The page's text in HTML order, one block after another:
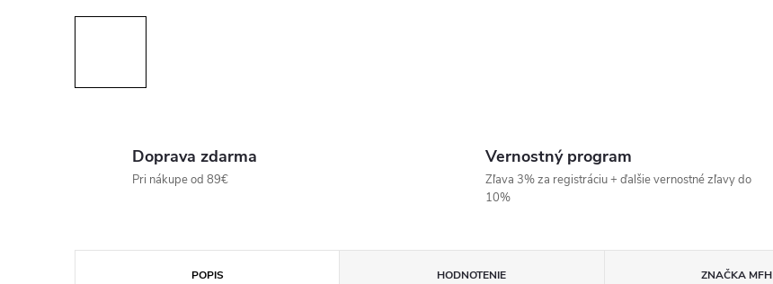
Doprava zdarma
Pri nákupe od 89€
Vernostný program
Zľava 3% za registráciu + ďalšie vernostné zľavy do
10%
POPIS HODNOTENIE ZNAČKAMFH